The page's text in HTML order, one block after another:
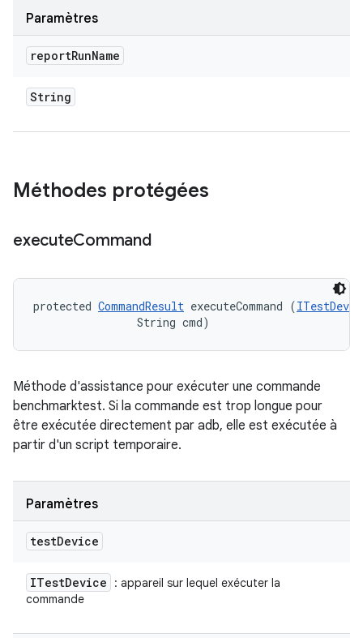
Paramètres
reportRunName
String
Méthodes protégées
executeCommand
protected CommandResult executeCommand (
                String cmd)
Méthode d'assistance pour exécuter une commande
benchmarktest. Si la commande est trop longue pour
être exécutée directement par adb, elle est exécutée à
partir d'un script temporaire.
Paramètres
testDevice
ITestDevice
: appareil sur lequel exécuter la
commande